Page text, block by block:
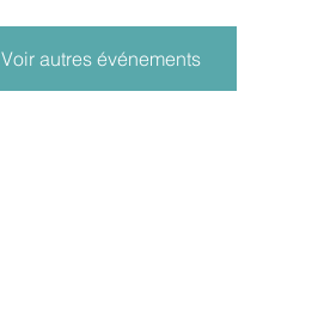
Voir autres événements